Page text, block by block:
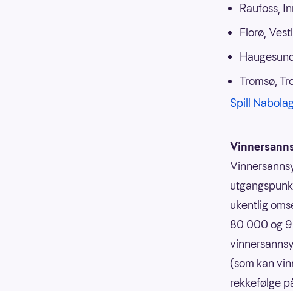
Raufoss,
Florø,
Tromsø,
Spill
ukentlig
80 000 og
(som kan
rekkefølge